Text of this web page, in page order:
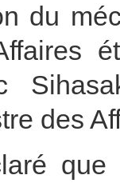
du
des
que